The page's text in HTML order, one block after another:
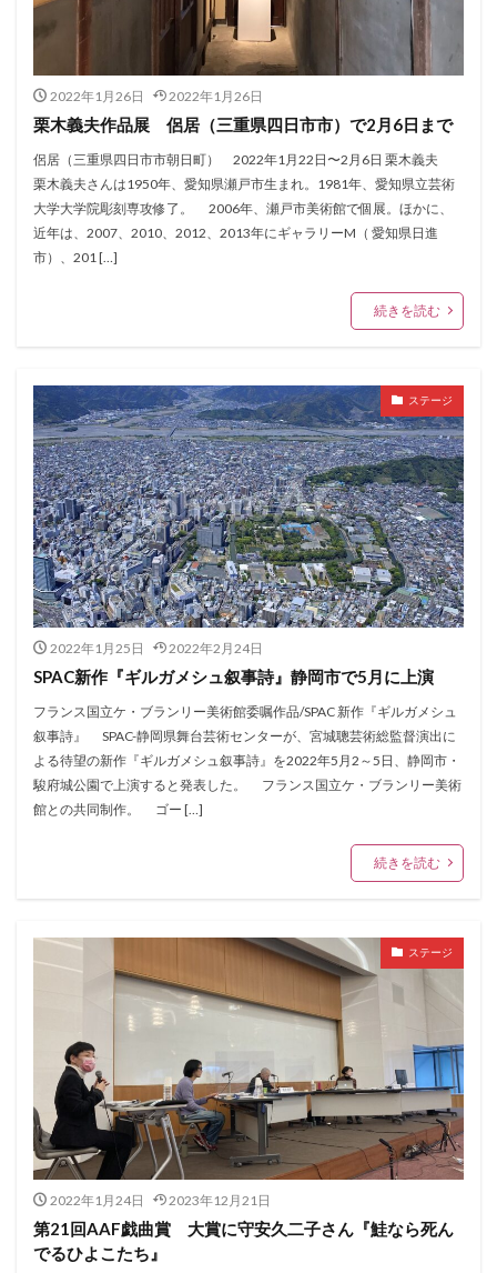
2022年1月26日 2022年1月26日
栗木義夫作品展 侶居（三重県四日市市）で2月6日まで
侶居（三重県四日市市朝日町） 2022年1月22日〜2月6日 栗木義夫
栗木義夫さんは1950年、愛知県瀬戸市生まれ。1981年、愛知県立芸術
大学大学院彫刻専攻修了。 2006年、瀬戸市美術館で個展。ほかに、
近年は、2007、2010、2012、2013年にギャラリーM（ 愛知県日進
市）、201 […]
続きを読む
ステージ
2022年1月25日 2022年2月24日
SPAC新作『ギルガメシュ叙事詩』静岡市で5月に上演
フランス国立ケ・ブランリー美術館委嘱作品/SPAC 新作『ギルガメシュ
叙事詩』 SPAC-静岡県舞台芸術センターが、宮城聰芸術総監督演出に
よる待望の新作『ギルガメシュ叙事詩』を2022年5月2～5日、静岡市・
駿府城公園で上演すると発表した。 フランス国立ケ・ブランリー美術
館との共同制作。 ゴー […]
続きを読む
ステージ
2022年1月24日 2023年12月21日
第21回AAF戯曲賞 大賞に守安久二子さん『鮭なら死ん
でるひよこたち』